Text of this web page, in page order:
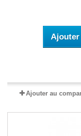
Ajouter
Ajouter au